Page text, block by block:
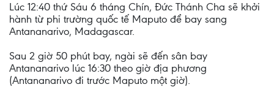
Lúc 12:40 thứ Sáu 6 tháng Chín, Đức Thánh Cha sẽ khởi
hành từ phi trường quốc tế Maputo để bay sang
Antananarivo, Madagascar.
Sau 2 giờ 50 phút bay, ngài sẽ đến sân bay
Antananarivo lúc 16:30 theo giờ địa phương
(Antananarivo đi trước Maputo một giờ).